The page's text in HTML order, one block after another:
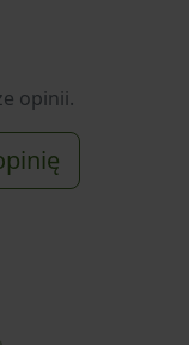
opinii.